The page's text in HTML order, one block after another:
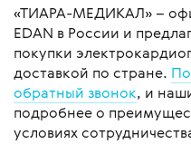
«ТИАРА-МЕДИКАЛ» –
EDAN в России и
покупки
доставкой по стране.
обратный звонок, и
подробнее о
условиях